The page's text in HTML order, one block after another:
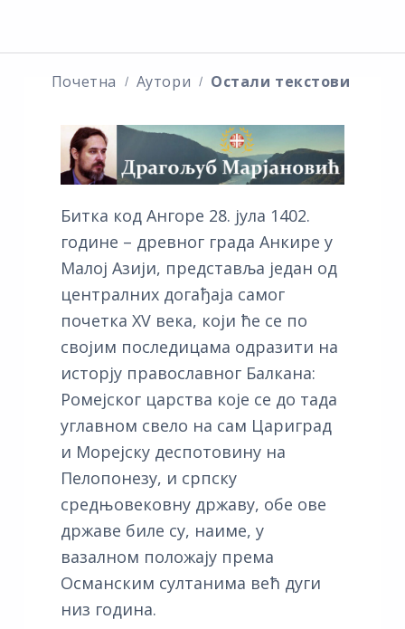
Почетна Аутори Остали текстови
Битка код Ангоре 28. јула 1402.
године – древног града Анкире у
Малој Азији, представља један од
централних догађаја самог
почетка XV века, који ће се по
својим последицама одразити на
исторју православног Балкана:
Ромејског царства које се до тада
углавном свело на сам Цариград
и Морејску деспотовину на
Пелопонезу, и српску
средњовековну државу, обе ове
државе биле су, наиме, у
вазалном положају према
Османским султанима већ дуги
низ година.